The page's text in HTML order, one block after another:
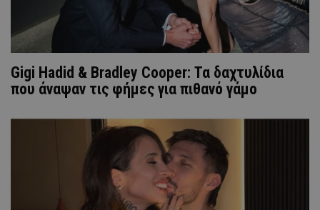
Gigi Hadid & Bradley Cooper: Τα δαχτυλίδια
που άναψαν τις φήμες για πιθανό γάμο